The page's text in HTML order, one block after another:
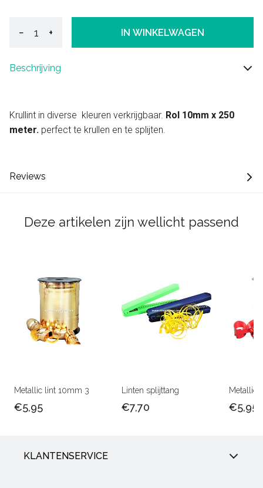
− + IN WINKELWAGEN
Beschrijving
Krullint in diverse kleuren verkrijgbaar. Rol 10mm x 250
meter. perfect te krullen en te splijten.
Reviews
Deze artikelen zijn wellicht passend
Metallic lint 10mm 3
€5,95
Linten splijttang
€7,70
Metallic
€5,95
KLANTENSERVICE